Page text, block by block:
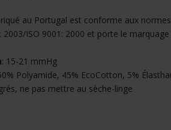
au Portugal est conforme aux
2003/ISO 9001: 2000 et porte le
: 15-21 mmHg
Polyamide, 45% EcoCotton, 5%
ne pas mettre au sèche-linge